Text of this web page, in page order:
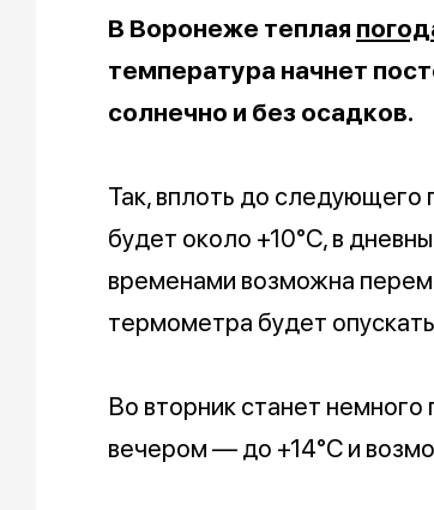
В Воронеже теплая
температура начнет
солнечно и без осадков.
Так, вплоть до следующего
будет около +10°C, в
временами возможна
термометра будет
Во вторник станет
вечером — до +14°C и